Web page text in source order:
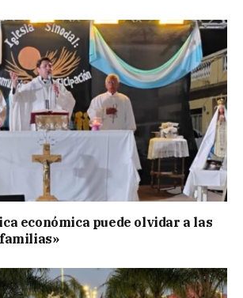
económica puede olvidar a las